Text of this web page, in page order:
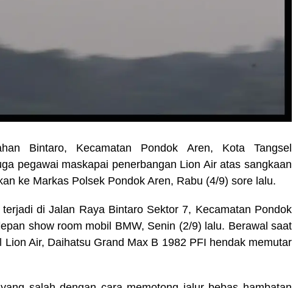
Bintaro, Kecamatan Pondok Aren, Kota Tangsel
pegawai maskapai penerbangan Lion Air atas sangkaan
ke Markas Polsek Pondok Aren, Rabu (4/9) sore lalu.
di Jalan Raya Bintaro Sektor 7, Kecamatan Pondok
show room mobil BMW, Senin (2/9) lalu. Berawal saat
Air, Daihatsu Grand Max B 1982 PFI hendak memutar